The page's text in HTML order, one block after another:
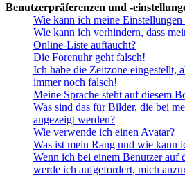
Benutzerpräferenzen und -
Wie kann ich meine Einstellungen
Wie kann ich verhindern, dass
Online-Liste auftaucht?
Die Forenuhr geht falsch!
Ich habe die Zeitzone eingestellt,
immer noch falsch!
Meine Sprache steht auf diesem
Was sind das für Bilder, die bei
angezeigt werden?
Wie verwende ich einen Avatar?
Was ist mein Rang und wie kann
Wenn ich bei einem Benutzer
werde ich aufgefordert, mich